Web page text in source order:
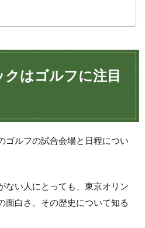
はゴルフに注目
ゴルフの試合会場と日程につい
ない人にとっても、東京オリン
面白さ、その歴史について知る